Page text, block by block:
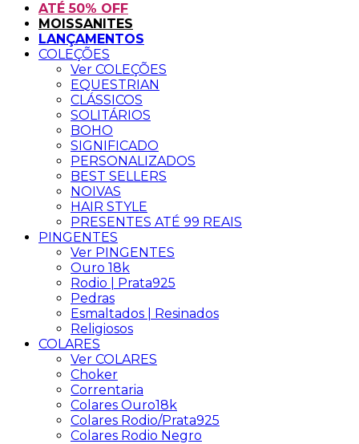
ATÉ 50% OFF
MOISSANITES
LANÇAMENTOS
COLEÇÕES
Ver COLEÇÕES
EQUESTRIAN
CLÁSSICOS
SOLITÁRIOS
BOHO
SIGNIFICADO
PERSONALIZADOS
BEST SELLERS
NOIVAS
HAIR STYLE
PRESENTES ATÉ 99 REAIS
PINGENTES
Ver PINGENTES
Ouro 18k
Rodio | Prata925
Pedras
Esmaltados | Resinados
Religiosos
COLARES
Ver COLARES
Choker
Correntaria
Colares Ouro18k
Colares Rodio/Prata925
Colares Rodio Negro